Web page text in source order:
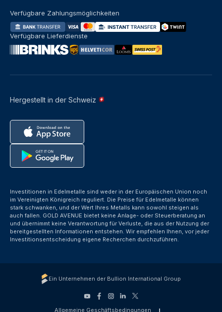
Hergestellt in der Schweiz
Verfügbare Zahlungsmöglichkeiten
Verfügbare Lieferdienste
Investitionen in Edelmetalle sind weder in der Europäischen Union noch
im Vereinigten Königreich reguliert. Die Preise für Edelmetalle können
stark schwanken, und der Wert Ihres Metalls kann sowohl steigen als
auch fallen. GOLD AVENUE bietet keine Anlage- oder Steuerberatung an
und übernimmt keine Verantwortung für Verluste, die aus der Nutzung der
bereitgestellten Informationen entstehen. Wir empfehlen Ihnen, vor jeder
Investitionsentscheidung eigene Recherchen durchzuführen.
Ein Unternehmen der Bullion International Group
Allgemeine Geschäftsbedingungen